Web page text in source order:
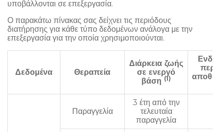
υποβάλλονται σε επεξεργασία.
Ο παρακάτω πίνακας σας δείχνει τις περιόδους
διατήρησης για κάθε τύπο δεδομένων ανάλογα με την
επεξεργασία για την οποία χρησιμοποιούνται.
Δεδομένα Θεραπεία
Διάρκεια ζωής
σε ενεργό
βάση (1)
Παραγγελία
3 έτη από την
τελευταία
παραγγελία